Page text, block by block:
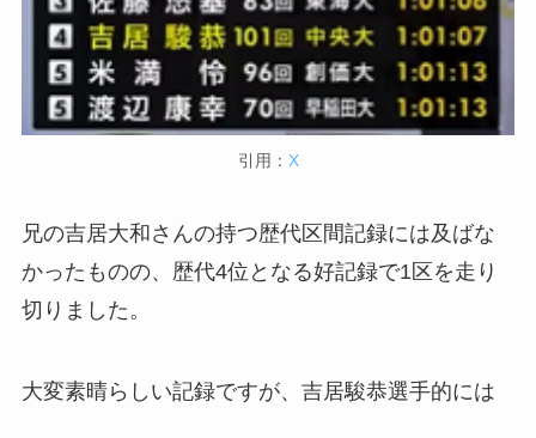
引用： X
兄の吉居大和さんの持つ歴代区間記録には及ばな
かったものの、歴代4位となる好記録で1区を走り
切りました。
大変素晴らしい記録ですが、吉居駿恭選手的には